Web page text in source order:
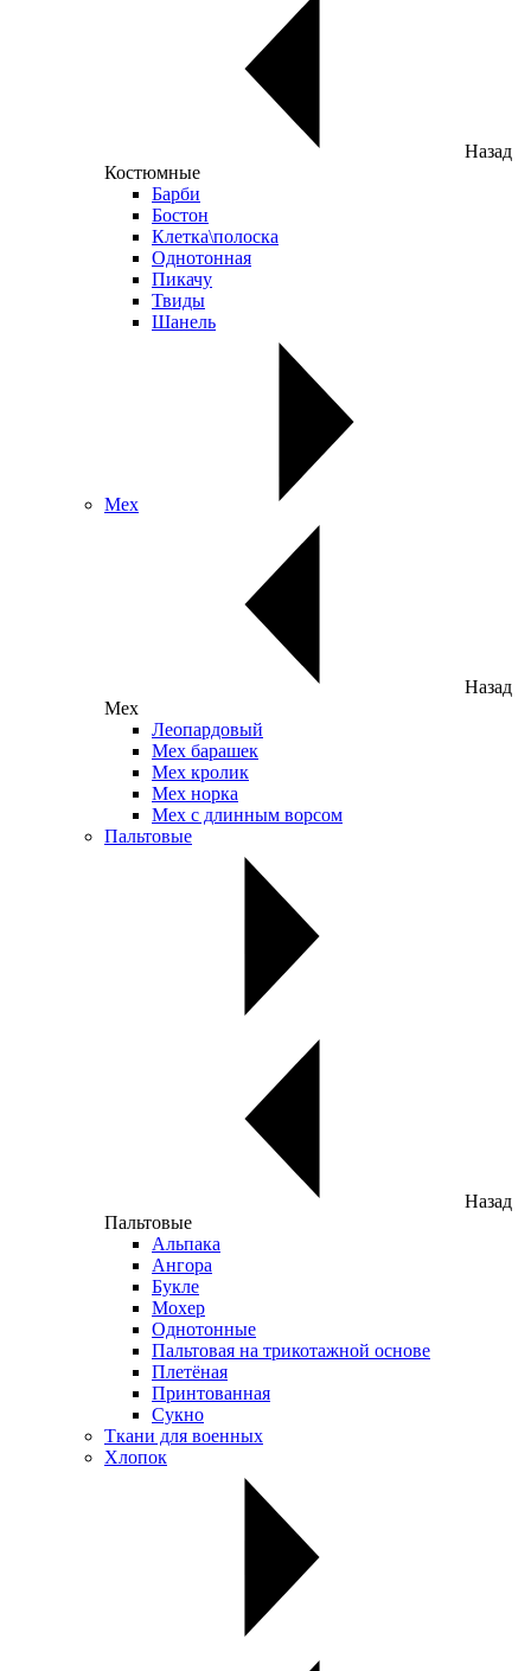
Назад
Костюмные
Барби
Бостон
Клетка\полоска
Однотонная
Пикачу
Твиды
Шанель
Мех
Назад
Мех
Леопардовый
Мех барашек
Мех кролик
Мех норка
Мех с длинным ворсом
Пальтовые
Назад
Пальтовые
Альпака
Ангора
Букле
Мохер
Однотонные
Пальтовая на трикотажной основе
Плетёная
Принтованная
Сукно
Ткани для военных
Хлопок